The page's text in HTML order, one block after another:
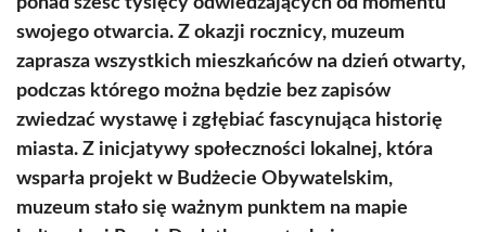
swojego otwarcia. Z okazji rocznicy, muzeum
zaprasza wszystkich mieszkańców na dzień otwarty,
podczas którego można będzie bez zapisów
zwiedzać wystawę i zgłębiać fascynująca historię
miasta. Z inicjatywy społeczności lokalnej, która
wsparła projekt w Budżecie Obywatelskim,
muzeum stało się ważnym punktem na mapie